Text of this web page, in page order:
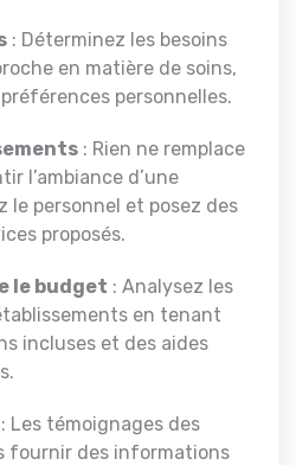
: Déterminez les besoins
en matière de soins,
personnelles.
: Rien ne remplace
l’ambiance d’une
le personnel et posez des
proposés.
le budget : Analysez les
en tenant
incluses et des aides
: Les témoignages des
fournir des informations